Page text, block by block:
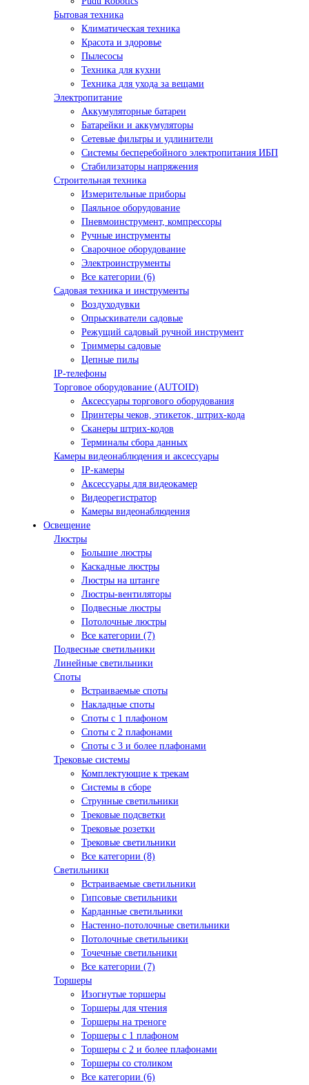
Бытовая техника
Климатическая техника
Красота и здоровье
Пылесосы
Техника для кухни
Техника для ухода за вещами
Электропитание
Аккумуляторные батареи
Батарейки и аккумуляторы
Сетевые фильтры и удлинители
Системы бесперебойного электропитания ИБП
Стабилизаторы напряжения
Строительная техника
Измерительные приборы
Паяльное оборудование
Пневмоинструмент, компрессоры
Ручные инструменты
Сварочное оборудование
Электроинструменты
Все категории (6)
Садовая техника и инструменты
Воздуходувки
Опрыскиватели садовые
Режущий садовый ручной инструмент
Триммеры садовые
Цепные пилы
IP-телефоны
Торговое оборудование (AUTOID)
Аксессуары торгового оборудования
Принтеры чеков, этикеток, штрих-кода
Сканеры штрих-кодов
Терминалы сбора данных
Камеры видеонаблюдения и аксессуары
IP-камеры
Аксессуары для видеокамер
Видеорегистратор
Камеры видеонаблюдения
Освещение
Люстры
Большие люстры
Каскадные люстры
Люстры на штанге
Люстры-вентиляторы
Подвесные люстры
Потолочные люстры
Все категории (7)
Подвесные светильники
Линейные светильники
Споты
Встраиваемые споты
Накладные споты
Споты с 1 плафоном
Споты с 2 плафонами
Споты с 3 и более плафонами
Трековые системы
Комплектующие к трекам
Системы в сборе
Струнные светильники
Трековые подсветки
Трековые розетки
Трековые светильники
Все категории (8)
Светильники
Встраиваемые светильники
Гипсовые светильники
Карданные светильники
Настенно-потолочные светильники
Потолочные светильники
Точечные светильники
Все категории (7)
Торшеры
Изогнутые торшеры
Торшеры для чтения
Торшеры на треноге
Торшеры с 1 плафоном
Торшеры с 2 и более плафонами
Торшеры со столиком
Все категории (6)